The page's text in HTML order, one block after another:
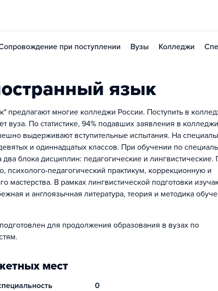
при поступлении Вузы Колледжи
язык
предлагают многие колледжи России. Поступить в
вуза. По статистике, 94% подавших заявления в
выдерживают вступительные испытания. На
и одиннадцатых классов. При обучении по
блока дисциплин: педагогические и
психолого-педагогический практикум, коррекционную и
мастерства. В рамках лингвистической подготовки
и англоязычная литература, теория и методика
для продолжения образования в вузах по
мест
0